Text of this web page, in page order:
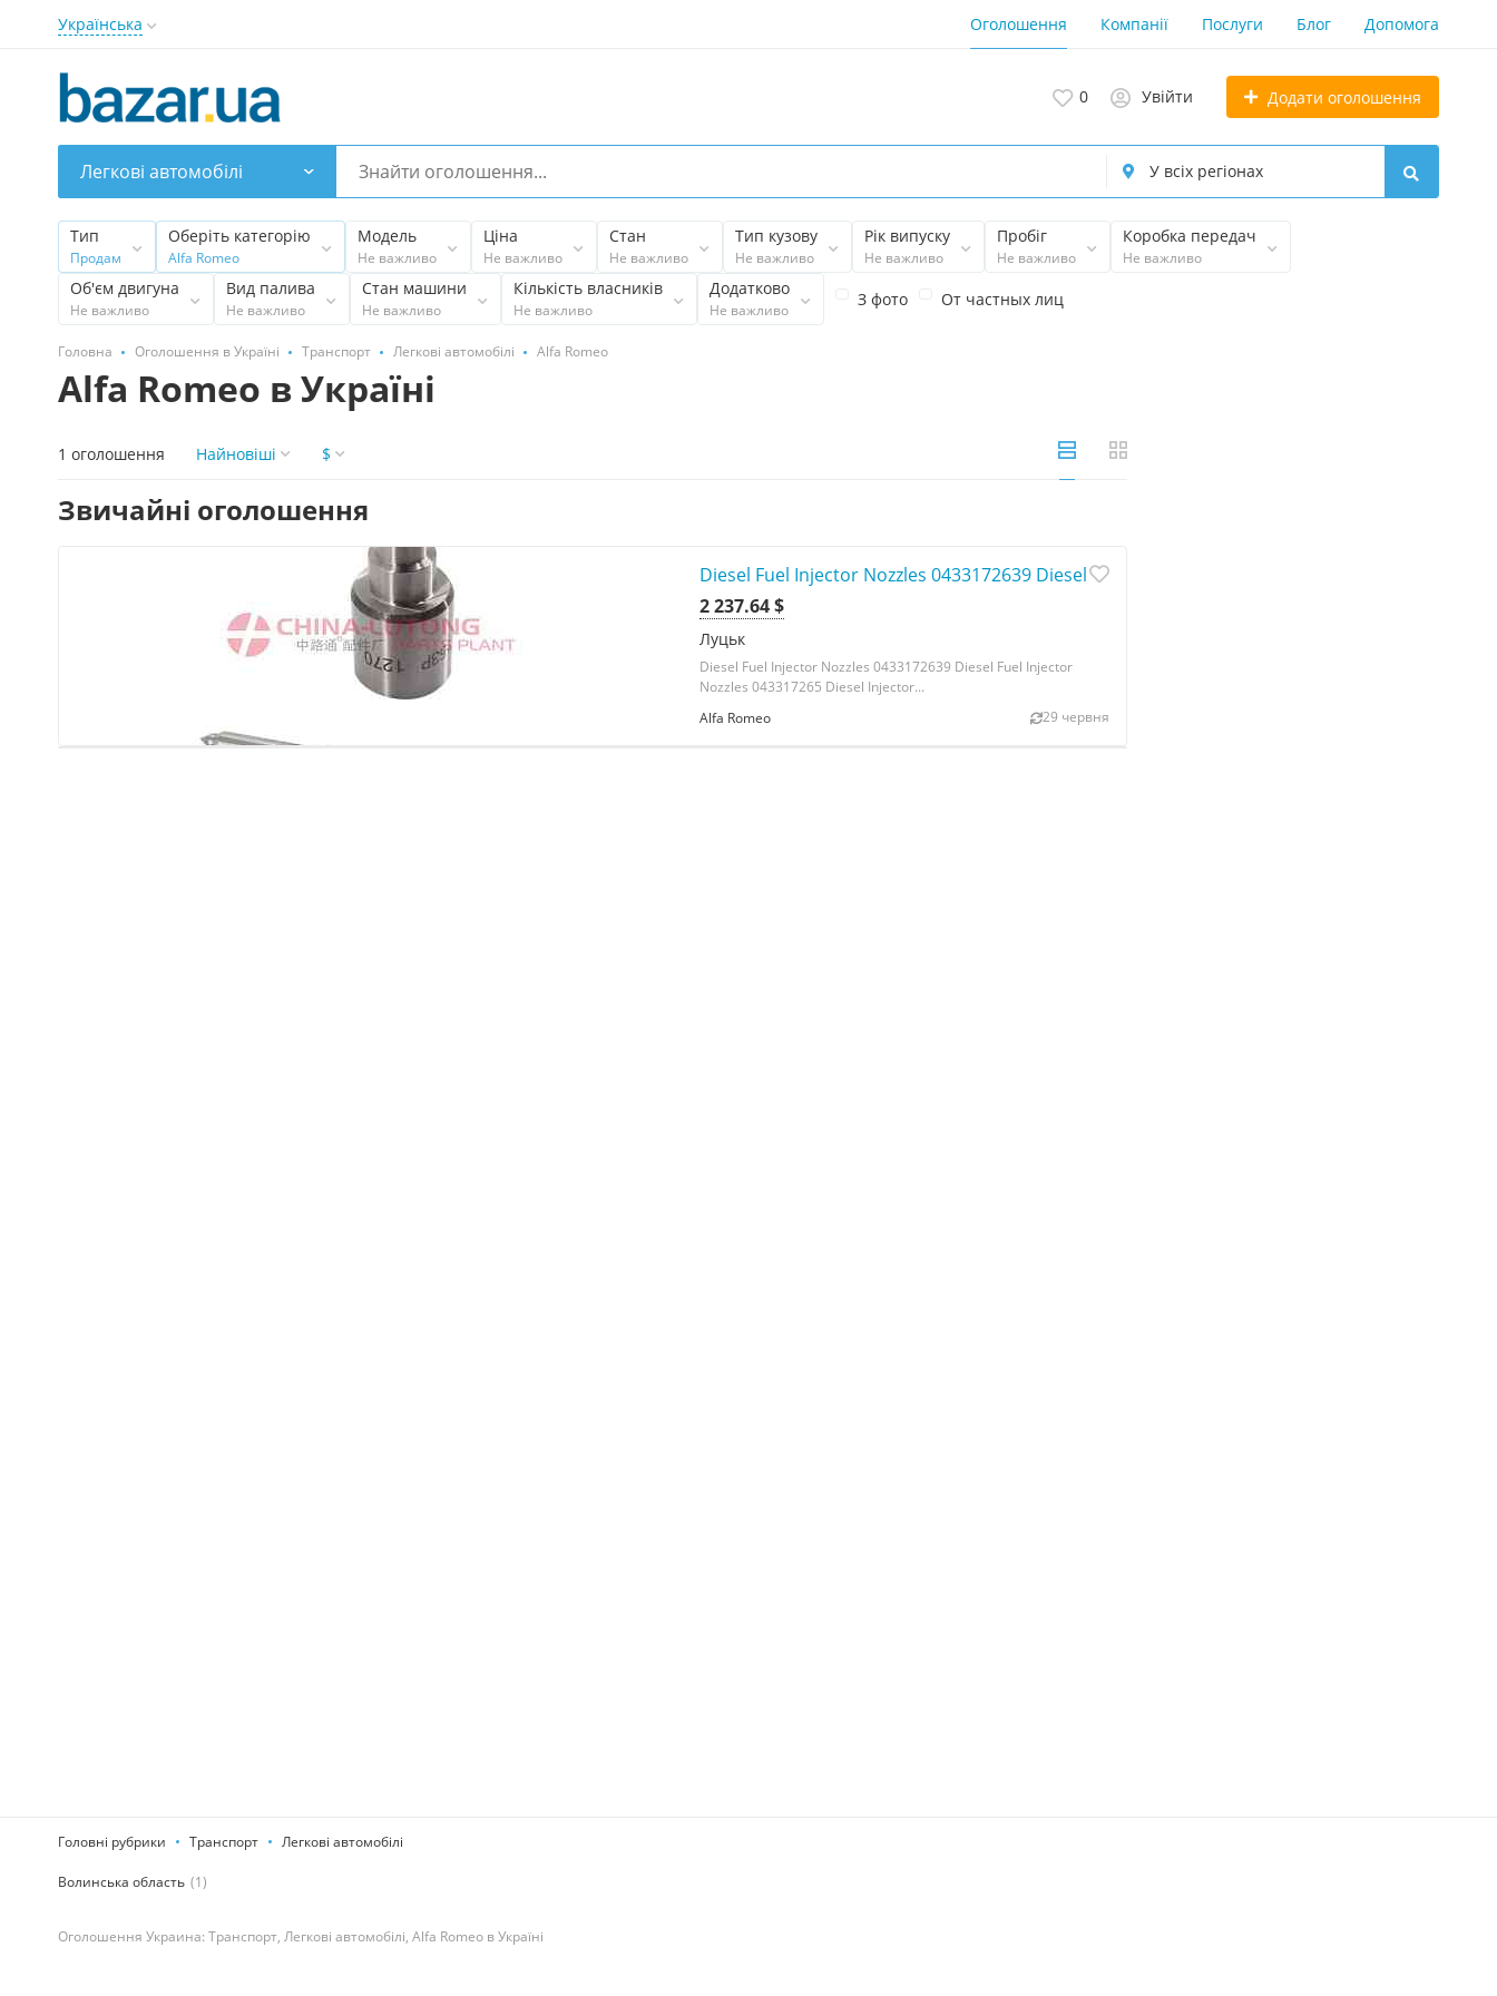
Українська Оголошення Компанії Послуги Блог Допомога
0 Увійти Додати оголошення
Легкові автомобілі
Тип
Продам
Оберіть категорію
Alfa Romeo
Модель
Не важливо
Ціна
Не важливо
Стан
Не важливо
Тип кузову
Не важливо
Рік випуску
Не важливо
Пробіг
Не важливо
Коробка передач
Не важливо
Об'єм двигуна
Не важливо
Вид палива
Не важливо
Стан машини
Не важливо
Кількість власників
Не важливо
Додатково
Не важливо
З фото От частных лиц
Головна Оголошення в Україні Транспорт Легкові автомобілі Alfa Romeo
Alfa Romeo в Україні
1 оголошення Найновіші $
Звичайні оголошення
Diesel Fuel Injector Nozzles 0433172639 Diesel Fuel Injector Nozzles 0433172656
2 237.64 $
Луцьк
Diesel Fuel Injector Nozzles 0433172639 Diesel Fuel Injector
Nozzles 043317265 Diesel Injector...
Alfa Romeo
29 червня
Головні рубрики Транспорт Легкові автомобілі
Волинська область (1)
Оголошення Украина: Транспорт, Легкові автомобілі, Alfa Romeo в Україні